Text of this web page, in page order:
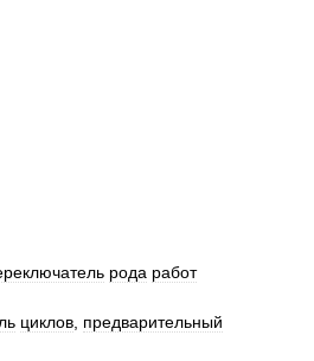
рода работ
циклов предварительный